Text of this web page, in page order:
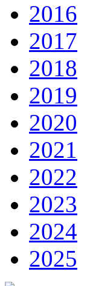
2016
2017
2018
2019
2020
2021
2022
2023
2024
2025